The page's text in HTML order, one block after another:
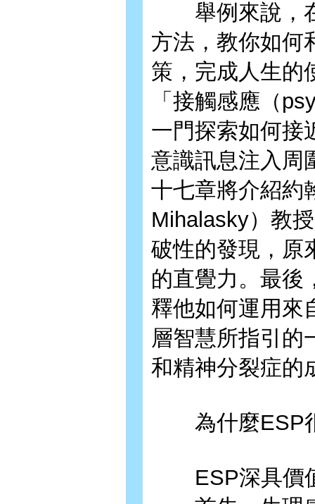
舉例來說，在
方法，教你如何
策，完成人生的
「接觸感應（
一門探索如何接
意識訊息注入周
十七章將介紹約
Mihalasky）教
破性的發現，原
的直覺力。最後
釋他如何運用來
層智慧所指引的
和精神分裂症的
為什麼ESP
ESP深具價